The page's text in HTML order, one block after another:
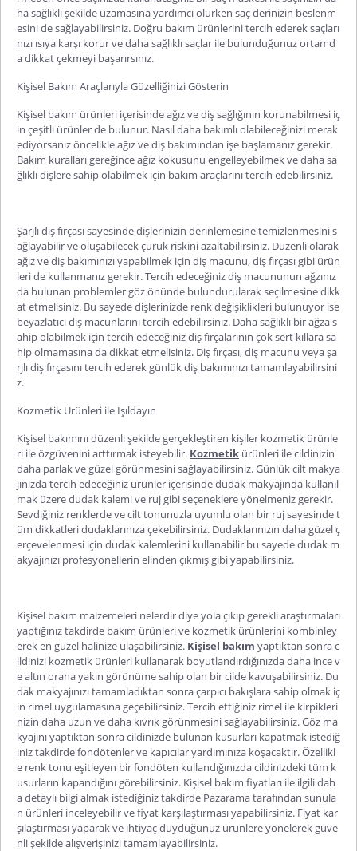
ha sağlıklı şekilde uzamasına yardımcı olurken saç derinizin beslenm
esini de sağlayabilirsiniz. Doğru bakım ürünlerini tercih ederek saçları
nızı ısıya karşı korur ve daha sağlıklı saçlar ile bulunduğunuz ortamd
a dikkat çekmeyi başarırsınız.
Kişisel Bakım Araçlarıyla Güzelliğinizi Gösterin
Kişisel bakım ürünleri içerisinde ağız ve diş sağlığının korunabilmesi iç
in çeşitli ürünler de bulunur. Nasıl daha bakımlı olabileceğinizi merak
ediyorsanız öncelikle ağız ve diş bakımından işe başlamanız gerekir.
Bakım kuralları gereğince ağız kokusunu engelleyebilmek ve daha sa
ğlıklı dişlere sahip olabilmek için bakım araçlarını tercih edebilirsiniz.
Şarjlı diş fırçası sayesinde dişlerinizin derinlemesine temizlenmesini s
ağlayabilir ve oluşabilecek çürük riskini azaltabilirsiniz. Düzenli olarak
ağız ve diş bakımınızı yapabilmek için diş macunu, diş fırçası gibi ürün
leri de kullanmanız gerekir. Tercih edeceğiniz diş macununun ağzınız
da bulunan problemler göz önünde bulundurularak seçilmesine dikk
at etmelisiniz. Bu sayede dişlerinizde renk değişiklikleri bulunuyor ise
beyazlatıcı diş macunlarını tercih edebilirsiniz. Daha sağlıklı bir ağza s
ahip olabilmek için tercih edeceğiniz diş fırçalarının çok sert kıllara sa
hip olmamasına da dikkat etmelisiniz. Diş fırçası, diş macunu veya şa
rjlı diş fırçasını tercih ederek günlük diş bakımınızı tamamlayabilirsini
z.
Kozmetik Ürünleri ile Işıldayın
Kişisel bakımını düzenli şekilde gerçekleştiren kişiler kozmetik ürünle
ri ile özgüvenini arttırmak isteyebilir. Kozmetik ürünleri ile cildinizin
daha parlak ve güzel görünmesini sağlayabilirsiniz. Günlük cilt makya
jınızda tercih edeceğiniz ürünler içerisinde dudak makyajında kullanıl
mak üzere dudak kalemi ve ruj gibi seçeneklere yönelmeniz gerekir.
Sevdiğiniz renklerde ve cilt tonunuzla uyumlu olan bir ruj sayesinde t
üm dikkatleri dudaklarınıza çekebilirsiniz. Dudaklarınızın daha güzel ç
erçevelenmesi için dudak kalemlerini kullanabilir bu sayede dudak m
akyajınızı profesyonellerin elinden çıkmış gibi yapabilirsiniz.
Kişisel bakım malzemeleri nelerdirdiye yola çıkıp gerekli araştırmaları
yaptığınız takdirde bakım ürünleri ve kozmetik ürünlerini kombinley
erek en güzel halinize ulaşabilirsiniz. Kişisel bakım yaptıktan sonra c
ildinizi kozmetik ürünleri kullanarak boyutlandırdığınızda daha ince v
e altın orana yakın görünüme sahip olan bir cilde kavuşabilirsiniz. Du
dak makyajınızı tamamladıktan sonra çarpıcı bakışlara sahip olmak iç
in rimel uygulamasına geçebilirsiniz. Tercih ettiğiniz rimel ile kirpikleri
nizin daha uzun ve daha kıvrık görünmesini sağlayabilirsiniz. Göz ma
kyajını yaptıktan sonra cildinizde bulunan kusurları kapatmak istediğ
iniz takdirde fondötenler ve kapıcılar yardımınıza koşacaktır. Özellikl
e renk tonu eşitleyen bir fondöten kullandığınızda cildinizdeki tüm k
usurların kapandığını görebilirsiniz. Kişisel bakım fiyatları ile ilgili dah
a detaylı bilgi almak istediğiniz takdirde Pazaramatarafından sunula
n ürünleri inceleyebilir ve fiyat karşılaştırması yapabilirsiniz. Fiyat kar
şılaştırması yaparak ve ihtiyaç duyduğunuz ürünlere yönelerek güve
nli şekilde alışverişinizi tamamlayabilirsiniz.